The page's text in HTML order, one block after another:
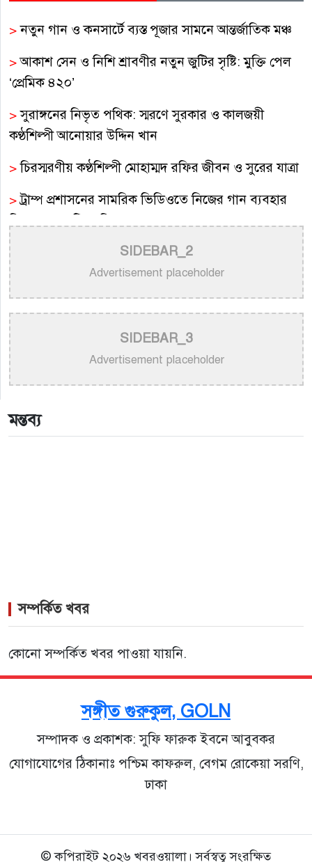
>নতুন গান ও কনসার্টে ব্যস্ত পূজার সামনে আন্তর্জাতিক মঞ্চ
>আকাশ সেন ও নিশি শ্রাবণীর নতুন জুটির সৃষ্টি: মুক্তি পেল
‘প্রেমিক ৪২০’
>সুরাঙ্গনের নিভৃত পথিক: স্মরণে সুরকার ও কালজয়ী
কণ্ঠশিল্পী আনোয়ার উদ্দিন খান
>চিরস্মরণীয় কণ্ঠশিল্পী মোহাম্মদ রফির জীবন ও সুরের যাত্রা
>ট্রাম্প প্রশাসনের সামরিক ভিডিওতে নিজের গান ব্যবহার
>
নতুন করে ভাইরাল ‘আজ কেন মন উদাসী হয়ে’ গানের
পেছনের গল্প
>
বাংলাদেশ বেতারে সুরকার ও সংগীত পরিচালক হিসেবে
তালিকাভুক্ত হলেন ৯২ শিল্পী
>একই দিনে জন্ম, সুরের টানে বাঁধা পড়া বাংলা গানের অমর
জুটি
SIDEBAR_2
Advertisement placeholder
SIDEBAR_3
Advertisement placeholder
মন্তব্য
সম্পর্কিত খবর
কোনো সম্পর্কিত খবর পাওয়া যায়নি.
সঙ্গীত গুরুকুল, GOLN
সম্পাদক ও প্রকাশক: সুফি ফারুক ইবনে আবুবকর
যোগাযোগের ঠিকানাঃ পশ্চিম কাফরুল, বেগম রোকেয়া সরণি,
ঢাকা
© কপিরাইট ২০২৬ খবরওয়ালা। সর্বস্বত্ব সংরক্ষিত